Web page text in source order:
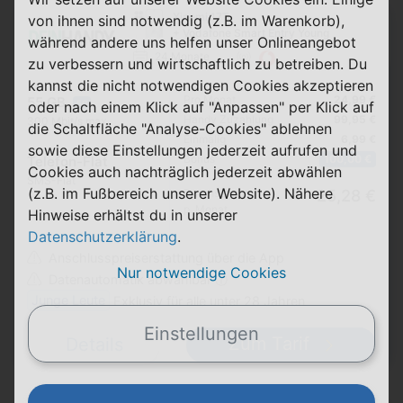
Xiaomi 17T
+ Vodafone Smart Entry Young
24 Monate
55 GB 5G
300 Mbit/s max.
Telefon-Flat
SMS-Flat
Pro Monat
Handy Zuzahlung
Einmalig
Bonus
24,99 €
100,00 €
Durchschnitt
p. Monat
25,28 €
Datenautomatik abwählbar ⓘ
Zum Tarif
von ihnen sind notwendig (z.B. im Warenkorb),
während andere uns helfen unser Onlineangebot
zu verbessern und wirtschaftlich zu betreiben. Du
kannst die nicht notwendigen Cookies akzeptieren
oder nach einem Klick auf "Anpassen" per Klick auf
die Schaltfläche "Analyse-Cookies" ablehnen
sowie diese Einstellungen jederzeit aufrufen und
Cookies auch nachträglich jederzeit abwählen
(z.B. im Fußbereich unserer Website). Nähere
Hinweise erhältst du in unserer
Datenschutzerklärung.
Nur notwendige Cookies
Einstellungen